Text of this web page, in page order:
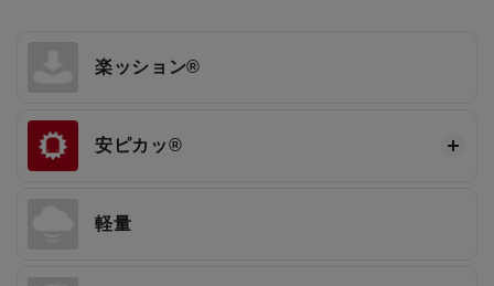
楽ッション®
安ピカッ®
軽量